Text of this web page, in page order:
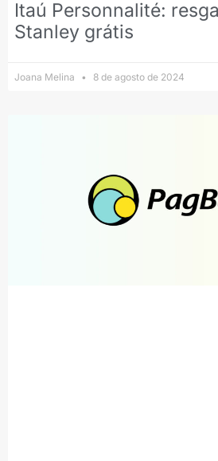
Itaú Personnalité:
Stanley grátis
Joana Melina 8 de agosto de 2024